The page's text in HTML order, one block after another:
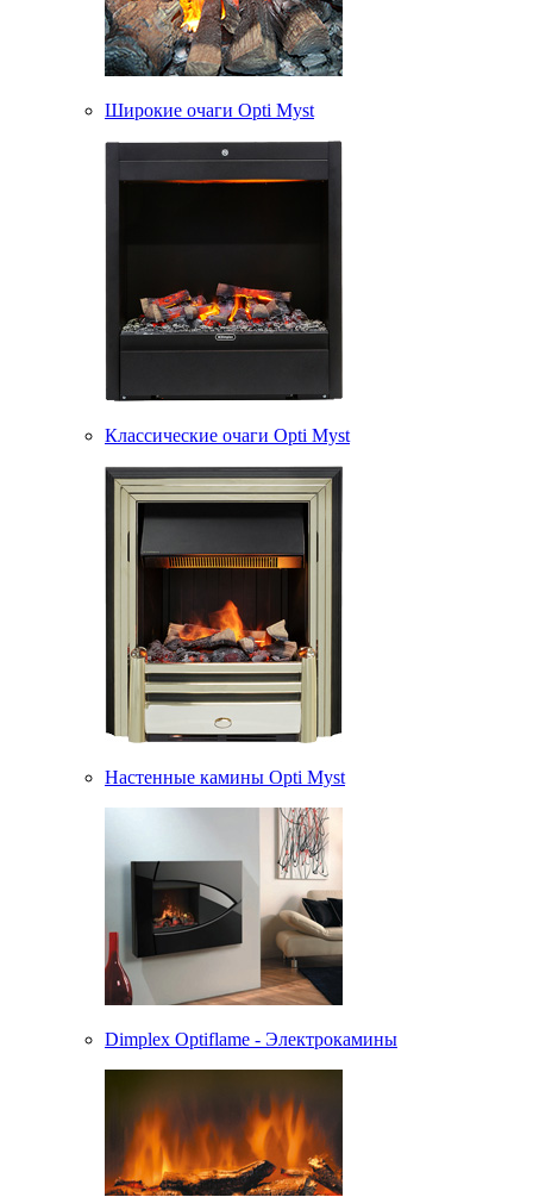
Широкие очаги Opti Myst
Классические очаги Opti Myst
Настенные камины Opti Myst
Dimplex Optiflame - Электрокамины